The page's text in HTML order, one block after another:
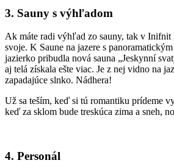
3. Sauny s výhľadom
Ak máte radi výhľad zo sauny, tak v Inifnit
svoje. K Saune na jazere s
jazierko pribudla nová sauna „Jeskynní
aj telá získala ešte viac. Je z nej vidno na
zapadajúce slnko. Nádhera!
Už sa teším, keď si tú romantiku prídeme
keď za sklom bude treskúca zima a sneh,
4. Personál